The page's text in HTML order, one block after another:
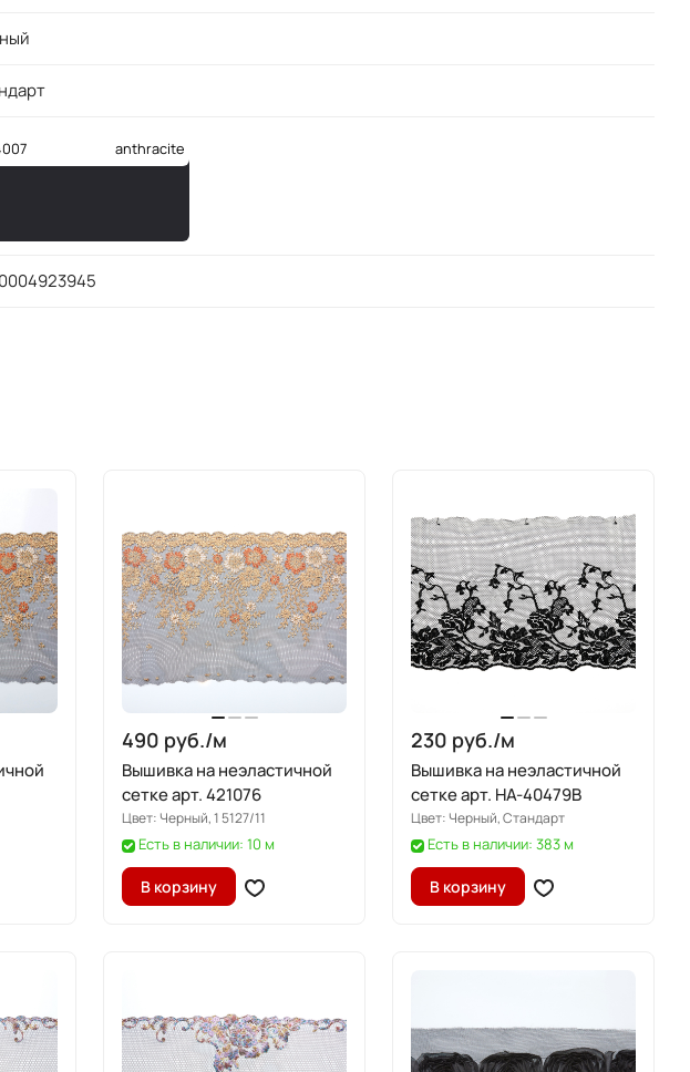
anthracite
490 руб./м
Вышивка на неэластичной
сетке арт. 421076
Цвет:Черный, 1 5127/11
Есть в наличии: 10 м
В корзину
230 руб./м
Вышивка на неэластичной
сетке арт. HA-40479B
Цвет:Черный, Стандарт
Есть в наличии: 383 м
В корзину